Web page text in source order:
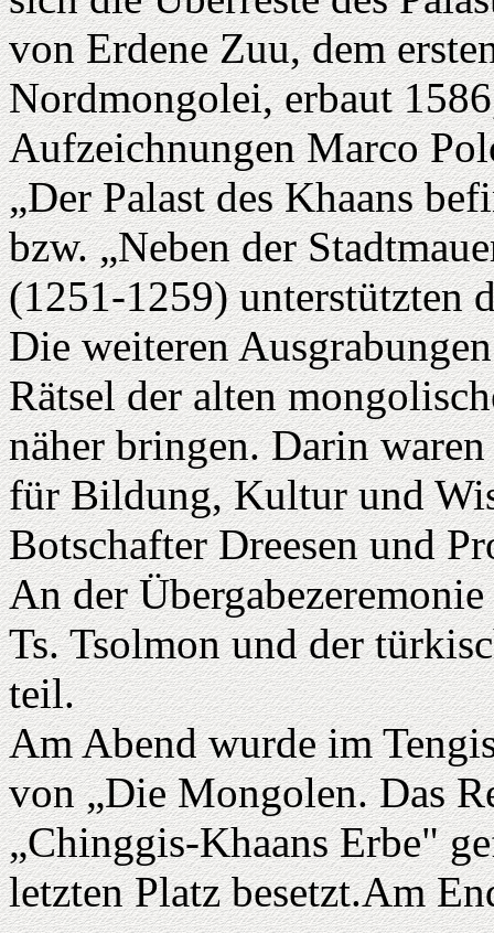
von Erdene Zuu, dem
Nordmongolei, erbaut
Aufzeichnungen Marco
„Der Palast des Khaans
bzw. „Neben der
(1251-1259) unterstützten
Die weiteren
Rätsel der alten
näher bringen. Darin
für Bildung, Kultur und
Botschafter Dreesen und
An der
Ts. Tsolmon und der
teil.
Am Abend wurde im
von „Die Mongolen. Das
„Chinggis-Khaans Erbe"
letzten Platz besetzt.Am